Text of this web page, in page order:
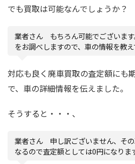
でも買取は可能なんでしょうか？
業者さん もちろん可能でございま
をお調べしますので、車の情報を教え
対応も良く廃車買取の査定額にも
で、車の詳細情報を伝えました。
そうすると・・・、
業者さん 申し訳ございません、そ
なるので査定額としては0円になりま